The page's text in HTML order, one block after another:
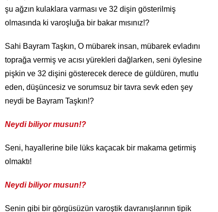
şu ağzın kulaklara varması ve 32 dişin gösterilmiş
olmasında ki varoşluğa bir bakar mısınız!?
Sahi Bayram Taşkın, O mübarek insan, mübarek evladını
toprağa vermiş ve acısı yürekleri dağlarken, seni öylesine
pişkin ve 32 dişini gösterecek derece de güldüren, mutlu
eden, düşüncesiz ve sorumsuz bir tavra sevk eden şey
neydi be Bayram Taşkın!?
Neydi biliyor musun!?
Seni, hayallerine bile lüks kaçacak bir makama getirmiş
olmaktı!
Neydi biliyor musun!?
Senin gibi bir görgüsüzün varoştik davranışlarının tipik